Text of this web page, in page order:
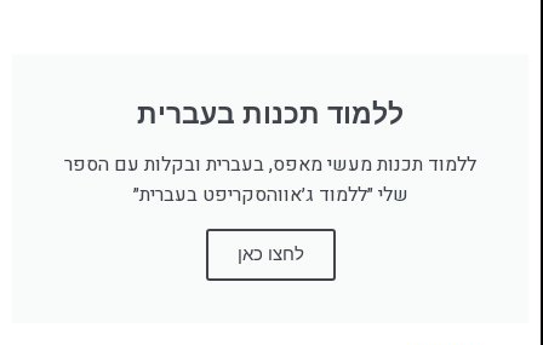
ללמוד תכנות בעברית
ללמוד תכנות מעשי מאפס, בעברית ובקלות עם הספר
שלי ״ללמוד ג׳אווהסקריפט בעברית״
לחצו כאן